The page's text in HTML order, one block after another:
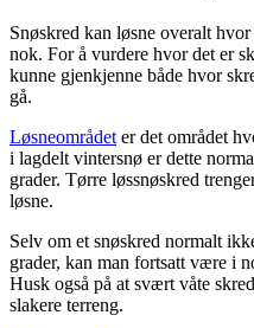
Snøskred kan løsne overalt
nok. For å vurdere hvor det er
kunne gjenkjenne både hvor
gå.
Løsneområdet er det området
i lagdelt vintersnø er dette
grader. Tørre løssnøskred
løsne.
Selv om et snøskred normalt
grader, kan man fortsatt være i
Husk også på at svært våte
slakere terreng.